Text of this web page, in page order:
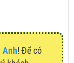
! Để có